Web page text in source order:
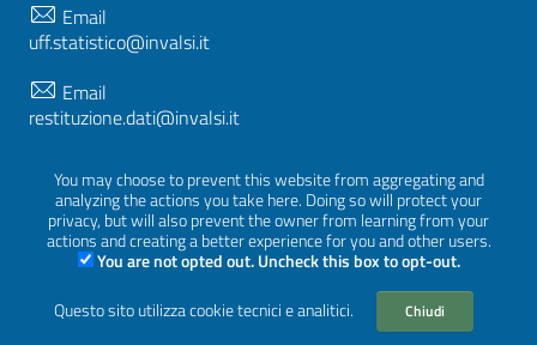
You may choose to prevent this website from aggregating and
analyzing the actions you take here. Doing so will protect your
privacy, but will also prevent the owner from learning from your
actions and creating a better experience for you and other users.
You are not opted out. Uncheck this box to opt-out.
Questo sito utilizza cookie tecnici e analitici.
Chiudi
Email
uff.statistico@invalsi.it
Email
restituzione.dati@invalsi.it
SEGUICI SU
Sezione Link Utili
Privacy | Cookie policy | Crediti |Tema grafico ItaliaWP2